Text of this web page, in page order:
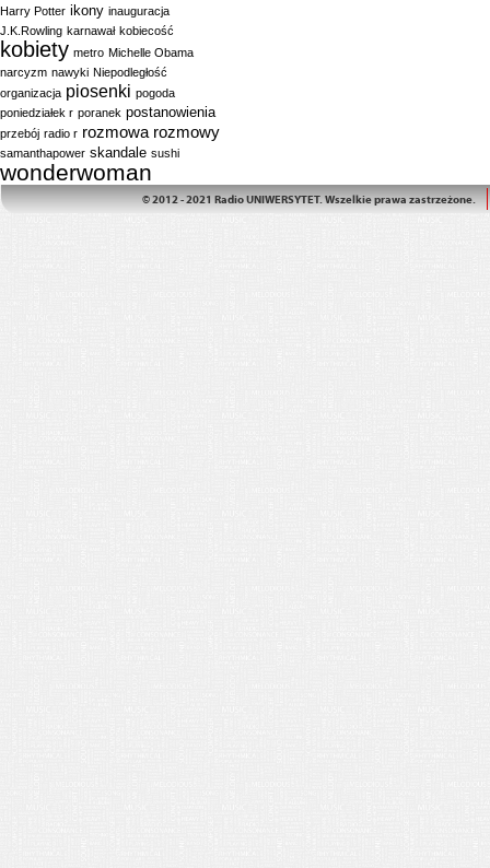
Harry Potter ikony inauguracja
J.K.Rowling karnawał kobiecość
kobiety metro Michelle Obama
narcyzm nawyki Niepodległość
organizacja piosenki pogoda
poniedziałek r poranek postanowienia
przebój radio r rozmowa rozmowy
samanthapower skandale sushi
wonderwoman
© 2012 - 2021 Radio UNIWERSYTET. Wszelkie prawa zastrzeżone.